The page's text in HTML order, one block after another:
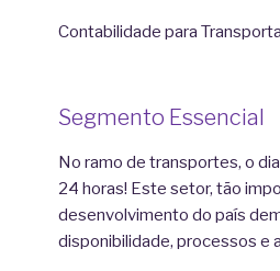
Contabilidade para
Segmento Essencial
No ramo de transportes, o
24 horas! Este setor, tão
desenvolvimento do país
disponibilidade, processos e